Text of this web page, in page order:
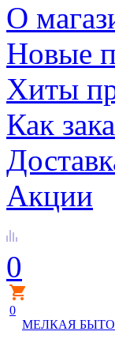
О
Новые
Хиты
Как
Акции
0
0
МЕЛКАЯ